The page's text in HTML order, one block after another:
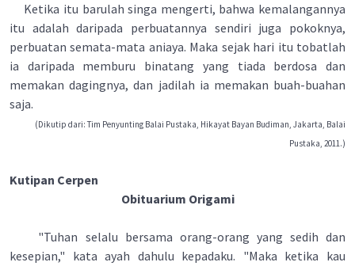
Ketika itu barulah singa mengerti, bahwa kemalangannya
itu adalah daripada perbuatannya sendiri juga pokoknya,
perbuatan semata-mata aniaya. Maka sejak hari itu tobatlah
ia daripada memburu binatang yang tiada berdosa dan
memakan dagingnya, dan jadilah ia memakan buah-buahan
saja.
(Dikutip dari: Tim Penyunting Balai Pustaka, Hikayat Bayan Budiman, Jakarta, Balai
Pustaka, 2011.)
Kutipan Cerpen
Obituarium Origami
"Tuhan selalu bersama orang-orang yang sedih dan
kesepian," kata ayah dahulu kepadaku. "Maka ketika kau